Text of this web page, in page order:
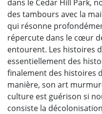
dans le Cedar Hill Park,
des tambours avec la
qui résonne
répercute dans le cœur
entourent. Les histoires
essentiellement des
finalement des histoires
manière, son art
culture est guérison si
consiste la